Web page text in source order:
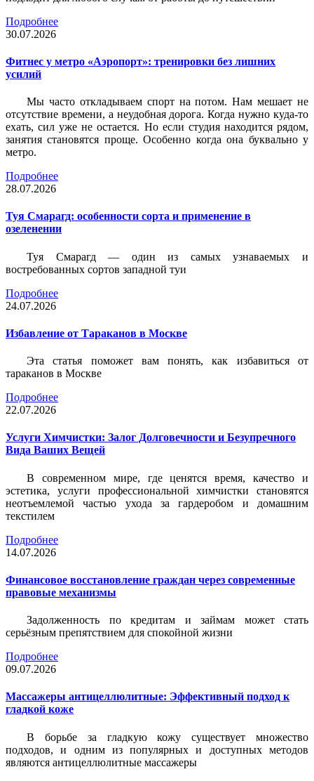
Подробнее
30.07.2026
Фитнес у метро «Аэропорт»: тренировки без лишних
усилий
Мы часто откладываем спорт на потом. Нам мешает не
отсутствие времени, а неудобная дорога. Когда нужно куда-то
ехать, сил уже не остается. Но если студия находится рядом,
занятия становятся проще. Особенно когда она буквально у
метро.
Подробнее
28.07.2026
Туя Смарагд: особенности сорта и применение в
озеленении
Туя Смарагд — один из самых узнаваемых и
востребованных сортов западной туи
Подробнее
24.07.2026
Избавление от Тараканов в Москве
Эта статья поможет вам понять, как избавиться от
тараканов в Москве
Подробнее
22.07.2026
Услуги Химчистки: Залог Долговечности и Безупречного
Вида Ваших Вещей
В современном мире, где ценятся время, качество и
эстетика, услуги профессиональной химчистки становятся
неотъемлемой частью ухода за гардеробом и домашним
текстилем
Подробнее
14.07.2026
Финансовое восстановление граждан через современные
правовые механизмы
Задолженность по кредитам и займам может стать
серьёзным препятствием для спокойной жизни
Подробнее
09.07.2026
Массажеры антицеллюлитные: Эффективный подход к
гладкой коже
В борьбе за гладкую кожу существует множество
подходов, и одним из популярных и доступных методов
являются антицеллюлитные массажеры